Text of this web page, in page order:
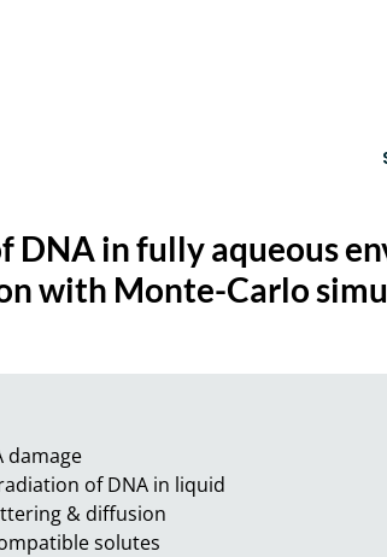
in fully aqueous
with Monte-Carlo
damage
of DNA in liquid
& diffusion
solutes